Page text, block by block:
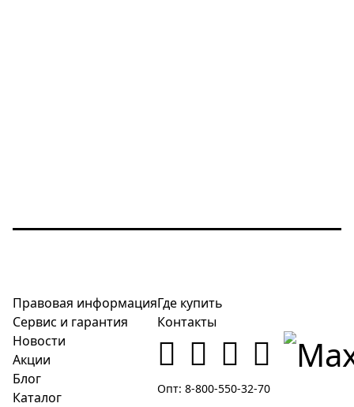
Правовая информация
Сервис и гарантия
Новости
Акции
Блог
Каталог
Где купить
Контакты
Опт: 8-800-550-32-70